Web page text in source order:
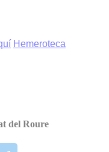
Hemeroteca
del Roure